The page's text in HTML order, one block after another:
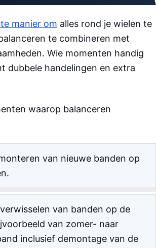
manier om alles rond je wielen te
te combineren met
Wie momenten handig
dubbele handelingen en extra
waarop balanceren
van nieuwe banden op
van banden op de
van zomer- naar
inclusief demontage van de